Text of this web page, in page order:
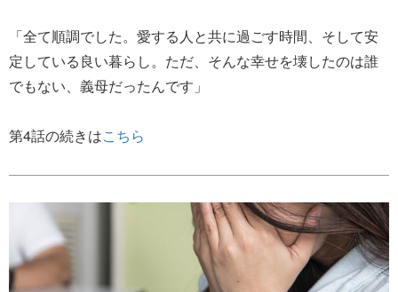
「全て順調でした。愛する人と共に過ごす時間、そして安
定している良い暮らし。ただ、そんな幸せを壊したのは誰
でもない、義母だったんです」
第4話の続きはこちら